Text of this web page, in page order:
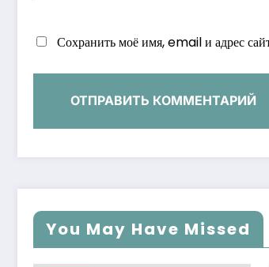
Сохранить моё имя, email и адрес
You May Have Missed